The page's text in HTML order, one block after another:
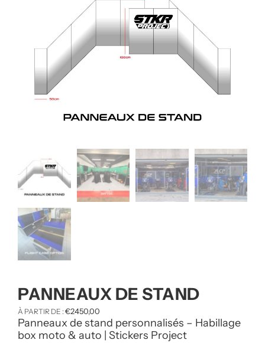
PANNEAUX DE STAND
À PARTIR DE : €2450,00
Panneaux de stand personnalisés – Habillage
box moto & auto | Stickers Project